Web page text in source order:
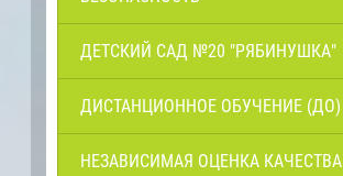
ДЕТСКИЙ САД №20 "РЯБИНУШКА"
ДИСТАНЦИОННОЕ ОБУЧЕНИЕ (ДО)
НЕЗАВИСИМАЯ ОЦЕНКА КАЧЕСТВА